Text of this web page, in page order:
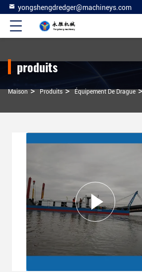
yongshengdredger@machineys.com
produits
Maison > Produits > Équipement De Drague >